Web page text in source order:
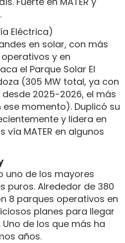
Eléctrica)
en solar, con más
y en
el Parque Solar El
(305 MW total, ya con
2025-2026, el más
momento). Duplicó su
y lidera en
vía MATER en algunos
uno de los mayores
puros. Alrededor de 380
8 parques operativos en
planes para llegar
Uno de los que más ha
años.